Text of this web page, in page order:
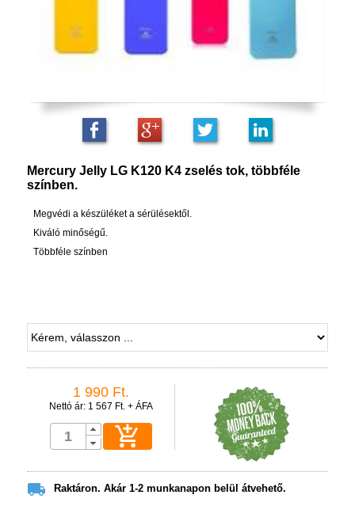
Mercury Jelly LG K120 K4 zselés tok, többféle
színben.
Megvédi a készüléket a sérülésektől.
Kiváló minőségű.
Többféle színben
1 990 Ft.
Nettó ár: 1 567 Ft. + ÁFA

 Raktáron. Akár 1-2 munkanapon belül átvehető.